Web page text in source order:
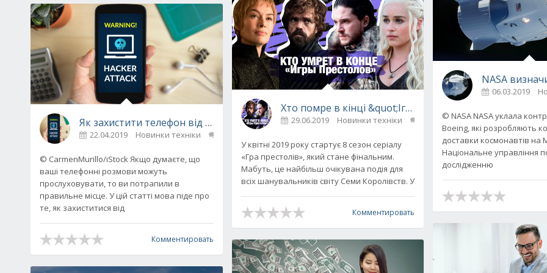
Як захистити телефон від прослушки: банальні і не дуже поради
22.04.2019 Новинки техніки
© CarmenMurillo/iStock Якщо думаєте, що
ваші телефонні розмови можуть
прослуховувати, то ви потрапили в
правильне місце. У цій статті мова піде про
те, як захиститися від
Комментировать
Хто помре в кінці &quot;Ігри престолів&quot;, –
29.06.2019 Новинки техніки
У квітні 2019 року стартує 8 сезон серіалу
«Гра престолів», який стане фінальним.
Мабуть, це найбільш очікувана подія для
всіх шанувальників світу Семи Королівств. У
Комментировать
NASA
06.03.2019
© NASA NASA уклала
Boeing, які розробляють
доставки космонавтів на
Національне управління
дослідженню